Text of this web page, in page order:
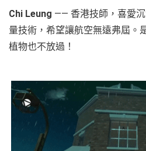
Chi Leung —— 香港技師，喜愛
量技術，希望讓航空無遠弗屆。
植物也不放過！